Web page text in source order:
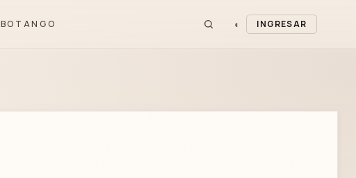
BOTANGO ◐ INGRESAR